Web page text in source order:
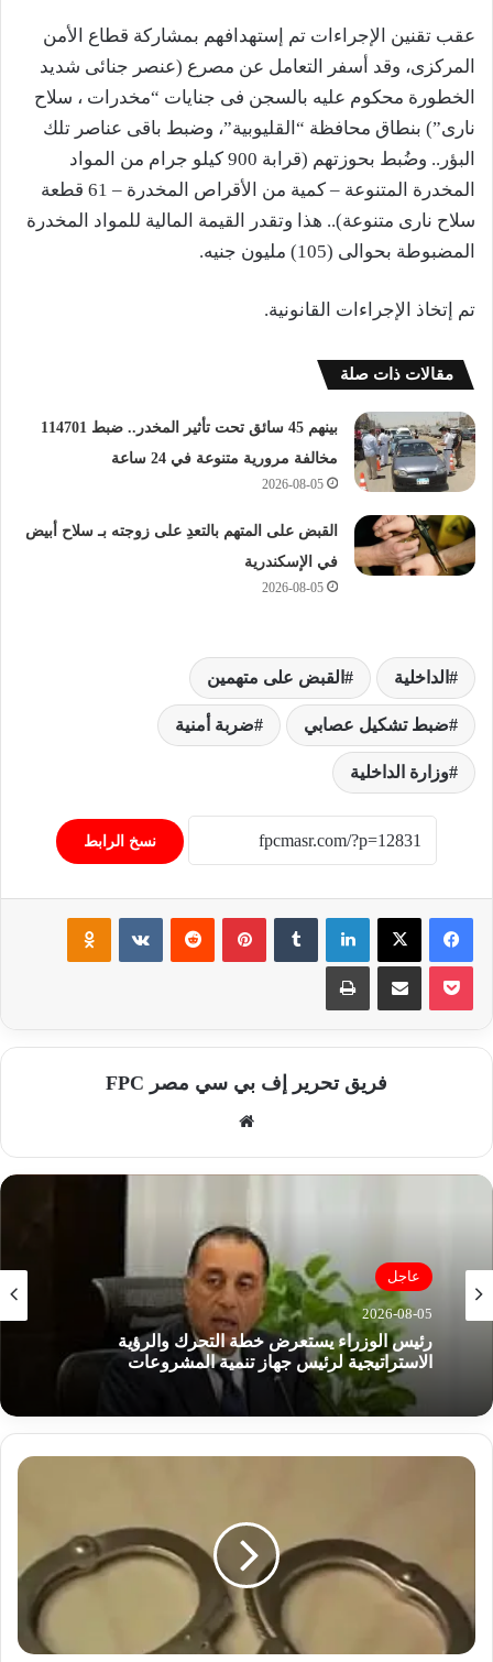
عقب تقنين الإجراءات تم إستهدافهم بمشاركة قطاع الأمن
المركزى، وقد أسفر التعامل عن مصرع (عنصر جنائى شديد
الخطورة محكوم عليه بالسجن فى جنايات “مخدرات ، سلاح
نارى”) بنطاق محافظة “القليوبية”، وضبط باقى عناصر تلك
البؤر.. وضُبط بحوزتهم (قرابة 900 كيلو جرام من المواد
المخدرة المتنوعة – كمية من الأقراص المخدرة – 61 قطعة
سلاح نارى متنوعة).. هذا وتقدر القيمة المالية للمواد المخدرة
المضبوطة بحوالى (105) مليون جنيه.
تم إتخاذ الإجراءات القانونية.
مقالات ذات صلة
بينهم 45 سائق تحت تأثير المخدر.. ضبط 114701
مخالفة مرورية متنوعة في 24 ساعة
2026-08-05
القبض على المتهم بالتعدِ على زوجته بـ سلاح أبيض
في الإسكندرية
2026-08-05
الداخلية القبض على متهمين
ضبط تشكيل عصابي ضربة أمنية
وزارة الداخلية
نسخ الرابط
فيسبوك ‫X لينكدإن بينتيريست
فريق تحرير إف بي سي مصر FPC
الوي
عاجل
2026-08-05
رئيس الوزراء يستعرض خطة التحرك والرؤية
الاستراتيجية لرئيس جهاز تنمية المشروعات
ا
ى
ع